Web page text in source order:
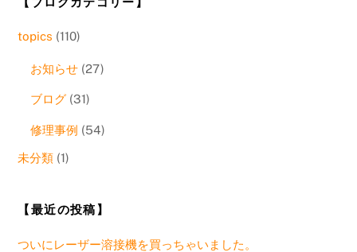
topics (110)
お知らせ(27)
ブログ(31)
修理事例 (54)
未分類 (1)
【最近の投稿】
ついにレーザー溶接機を買っちゃいました。